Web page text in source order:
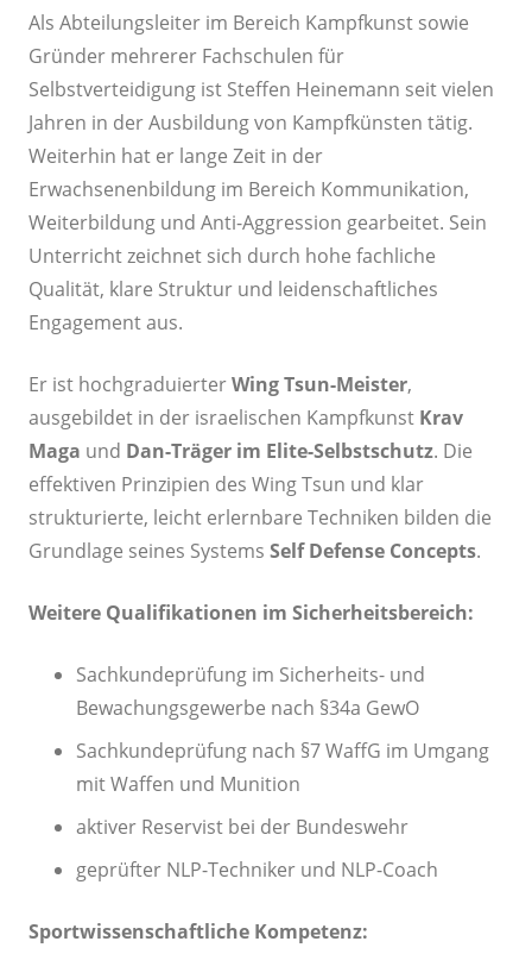
Als Abteilungsleiter im Bereich Kampfkunst sowie
Gründer mehrerer Fachschulen für
Selbstverteidigung ist Steffen Heinemann seit vielen
Jahren in der Ausbildung von Kampfkünsten tätig.
Weiterhin hat er lange Zeit in der
Erwachsenenbildung im Bereich Kommunikation,
Weiterbildung und Anti-Aggression gearbeitet. Sein
Unterricht zeichnet sich durch hohe fachliche
Qualität, klare Struktur und leidenschaftliches
Engagement aus.
Er ist hochgraduierterWing Tsun-Meister,
ausgebildet in der israelischen Kampfkunst Krav
Maga und Dan-Träger im Elite-Selbstschutz. Die
effektiven Prinzipien des Wing Tsun und klar
strukturierte, leicht erlernbare Techniken bilden die
Grundlage seines Systems Self Defense Concepts.
Weitere Qualifikationen im Sicherheitsbereich:
Sachkundeprüfung im Sicherheits- und
Bewachungsgewerbe nach §34a GewO
Sachkundeprüfung nach §7 WaffG im Umgang
mit Waffen und Munition
aktiver Reservist bei der Bundeswehr
geprüfter NLP-Techniker und NLP-Coach
Sportwissenschaftliche Kompetenz: